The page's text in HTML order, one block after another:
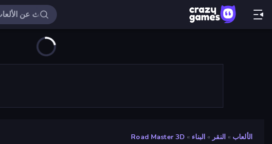
الألعاب » النقر » البناء »
Road Master 3D